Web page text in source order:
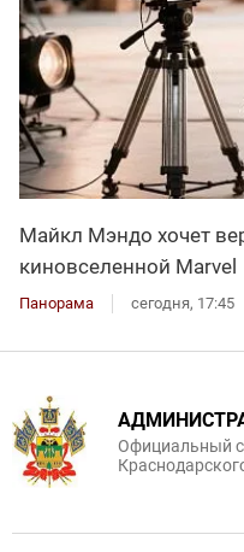
Майкл Мэндо хочет
киновселенной Marvel
Панорама сегодня, 17:45
Официальный